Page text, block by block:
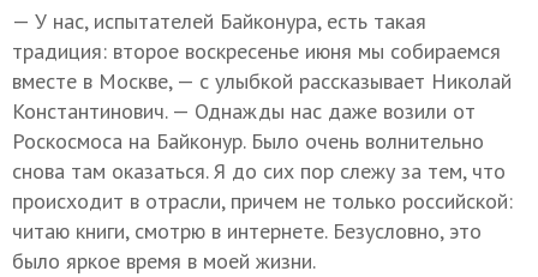
— У нас, испытателей Байконура, есть такая
традиция: второе воскресенье июня мы собираемся
вместе в Москве, — с улыбкой рассказывает Николай
Константинович. — Однажды нас даже возили от
Роскосмоса на Байконур. Было очень волнительно
снова там оказаться. Я до сих пор слежу за тем, что
происходит в отрасли, причем не только российской:
читаю книги, смотрю в интернете. Безусловно, это
было яркое время в моей жизни.